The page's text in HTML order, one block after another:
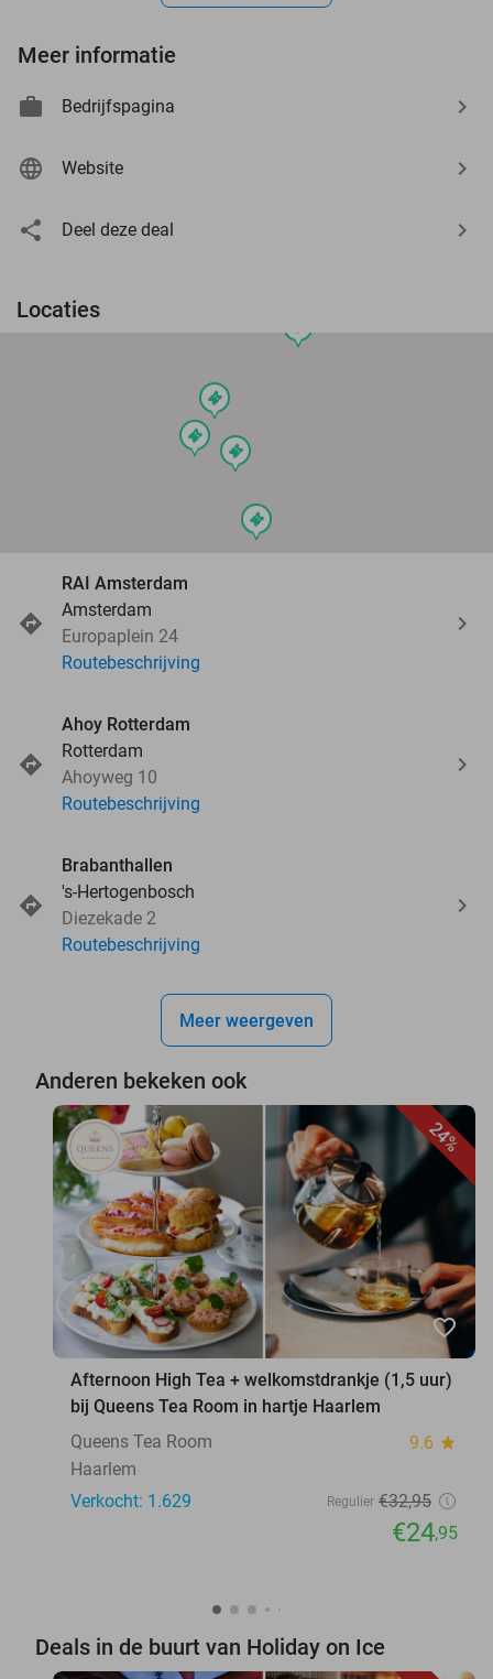
Meer informatie
Bedrijfspagina
Website
Deel deze deal
Locaties
events
events
events
events
RAI Amsterdam
Amsterdam
Europaplein 24
Routebeschrijving
Ahoy Rotterdam
Rotterdam
Ahoyweg 10
Routebeschrijving
Brabanthallen
's-Hertogenbosch
Diezekade 2
Routebeschrijving
Meer weergeven
Anderen bekeken ook
24%
favorite_border
Afternoon High Tea + welkomstdrankje (1,5 uur)
bij Queens Tea Room in hartje Haarlem
Queens Tea Room
9.6 star
Haarlem
Verkocht: 1.629
Regulier €32,95
€24,95
Deals in de buurt van Holiday on Ice